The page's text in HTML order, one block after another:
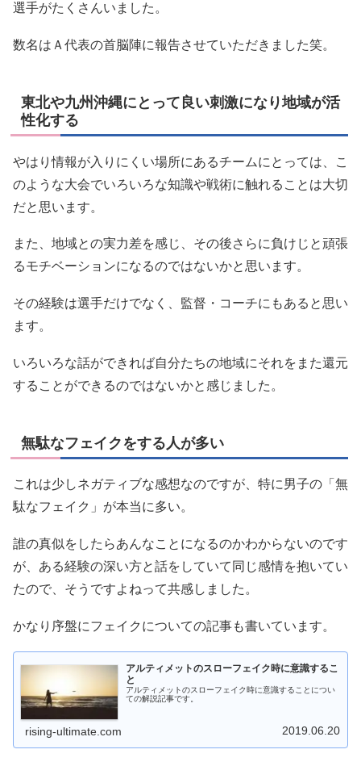
選手がたくさんいました。
数名はＡ代表の首脳陣に報告させていただきました笑。
東北や九州沖縄にとって良い刺激になり地域が活
性化する
やはり情報が入りにくい場所にあるチームにとっては、こ
のような大会でいろいろな知識や戦術に触れることは大切
だと思います。
また、地域との実力差を感じ、その後さらに負けじと頑張
るモチベーションになるのではないかと思います。
その経験は選手だけでなく、監督・コーチにもあると思い
ます。
いろいろな話ができれば自分たちの地域にそれをまた還元
することができるのではないかと感じました。
無駄なフェイクをする人が多い
これは少しネガティブな感想なのですが、特に男子の「無
駄なフェイク」が本当に多い。
誰の真似をしたらあんなことになるのかわからないのです
が、ある経験の深い方と話をしていて同じ感情を抱いてい
たので、そうですよねって共感しました。
かなり序盤にフェイクについての記事も書いています。
アルティメットのスローフェイク時に意識するこ
と
アルティメットのスローフェイク時に意識することについ
ての解説記事です。
rising-ultimate.com 2019.06.20